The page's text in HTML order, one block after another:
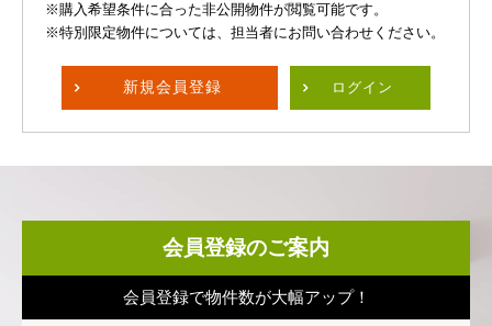
※購入希望条件に合った非公開物件が閲覧可能です。
※特別限定物件については、担当者にお問い合わせください。
新規会員登録 ログイン
会員登録のご案内
会員登録で物件数が大幅アップ！